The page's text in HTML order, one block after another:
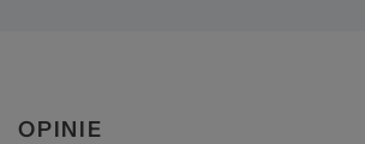
OPINIE